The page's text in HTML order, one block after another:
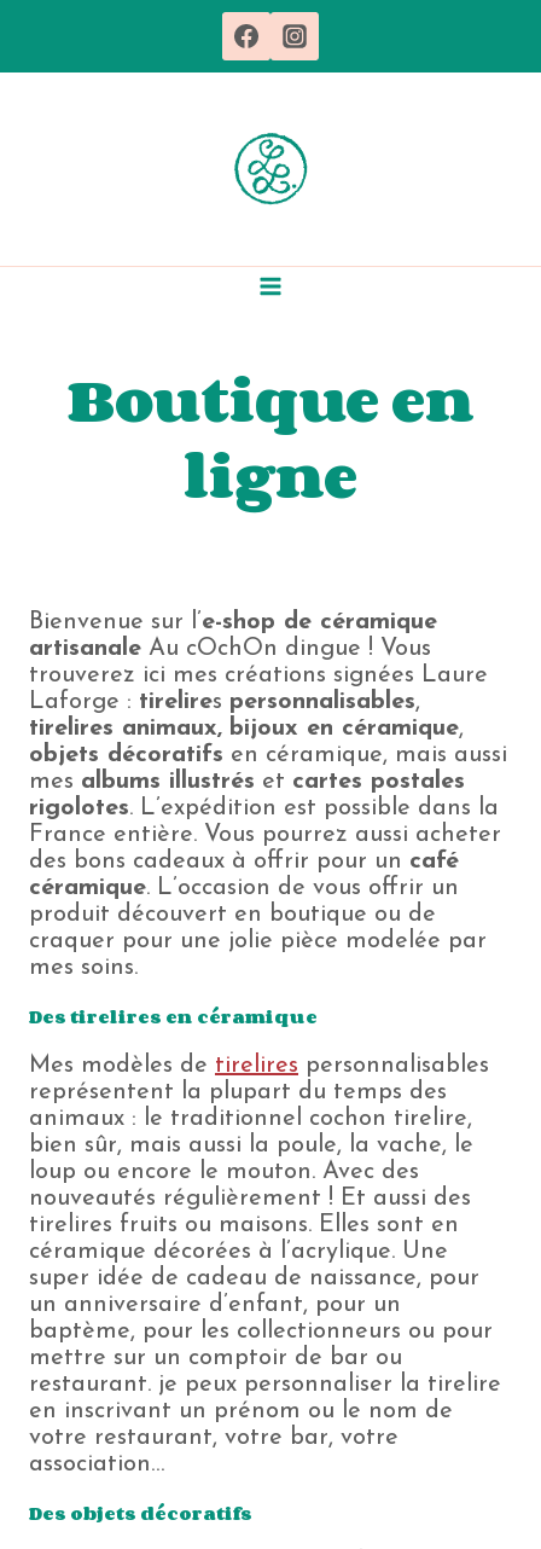
Boutique en
ligne
Bienvenue sur l’ e-shop de céramique
artisanale Au cOchOn dingue ! Vous
trouverez ici mes créations signées Laure
Laforge : tirelires personnalisables,
tirelires animaux, bijoux en céramique,
objets décoratifs en céramique, mais aussi
mes albums illustrés et cartes postales
rigolotes. L’expédition est possible dans la
France entière. Vous pourrez aussi acheter
des bons cadeaux à offrir pour un café
céramique. L’occasion de vous offrir un
produit découvert en boutique ou de
craquer pour une jolie pièce modelée par
mes soins.
Des tirelires en céramique
Mes modèles de tirelires personnalisables
représentent la plupart du temps des
animaux : le traditionnel cochon tirelire,
bien sûr, mais aussi la poule, la vache, le
loup ou encore le mouton. Avec des
nouveautés régulièrement ! Et aussi des
tirelires fruits ou maisons. Elles sont en
céramique décorées à l’acrylique. Une
super idée de cadeau de naissance, pour
un anniversaire d’enfant, pour un
baptème, pour les collectionneurs ou pour
mettre sur un comptoir de bar ou
restaurant. je peux personnaliser la tirelire
en inscrivant un prénom ou le nom de
votre restaurant, votre bar, votre
association…
Des objets décoratifs